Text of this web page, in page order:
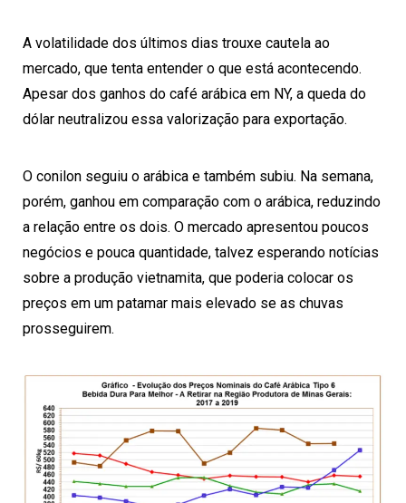
A volatilidade dos últimos dias trouxe cautela ao
mercado, que tenta entender o que está acontecendo.
Apesar dos ganhos do café arábica em NY, a queda do
dólar neutralizou essa valorização para exportação.
O conilon seguiu o arábica e também subiu. Na semana,
porém, ganhou em comparação com o arábica, reduzindo
a relação entre os dois. O mercado apresentou poucos
negócios e pouca quantidade, talvez esperando notícias
sobre a produção vietnamita, que poderia colocar os
preços em um patamar mais elevado se as chuvas
prosseguirem.